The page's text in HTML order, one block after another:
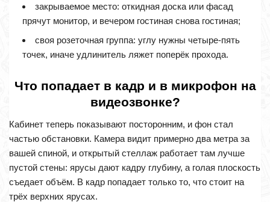
закрываемое место: откидная доска или фасад
прячут монитор, и вечером гостиная снова гостиная;
своя розеточная группа: углу нужны четыре-пять
точек, иначе удлинитель ляжет поперёк прохода.
Что попадает в кадр и в микрофон на
видеозвонке?
Кабинет теперь показывают посторонним, и фон стал
частью обстановки. Камера видит примерно два метра за
вашей спиной, и открытый стеллаж работает там лучше
пустой стены: ярусы дают кадру глубину, а голая плоскость
съедает объём. В кадр попадает только то, что стоит на
трёх верхних ярусах.